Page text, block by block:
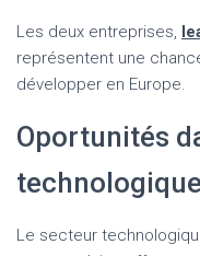
Les deux entreprises,
représentent une
développer en Europe.
Oportunités
technologique
Le secteur